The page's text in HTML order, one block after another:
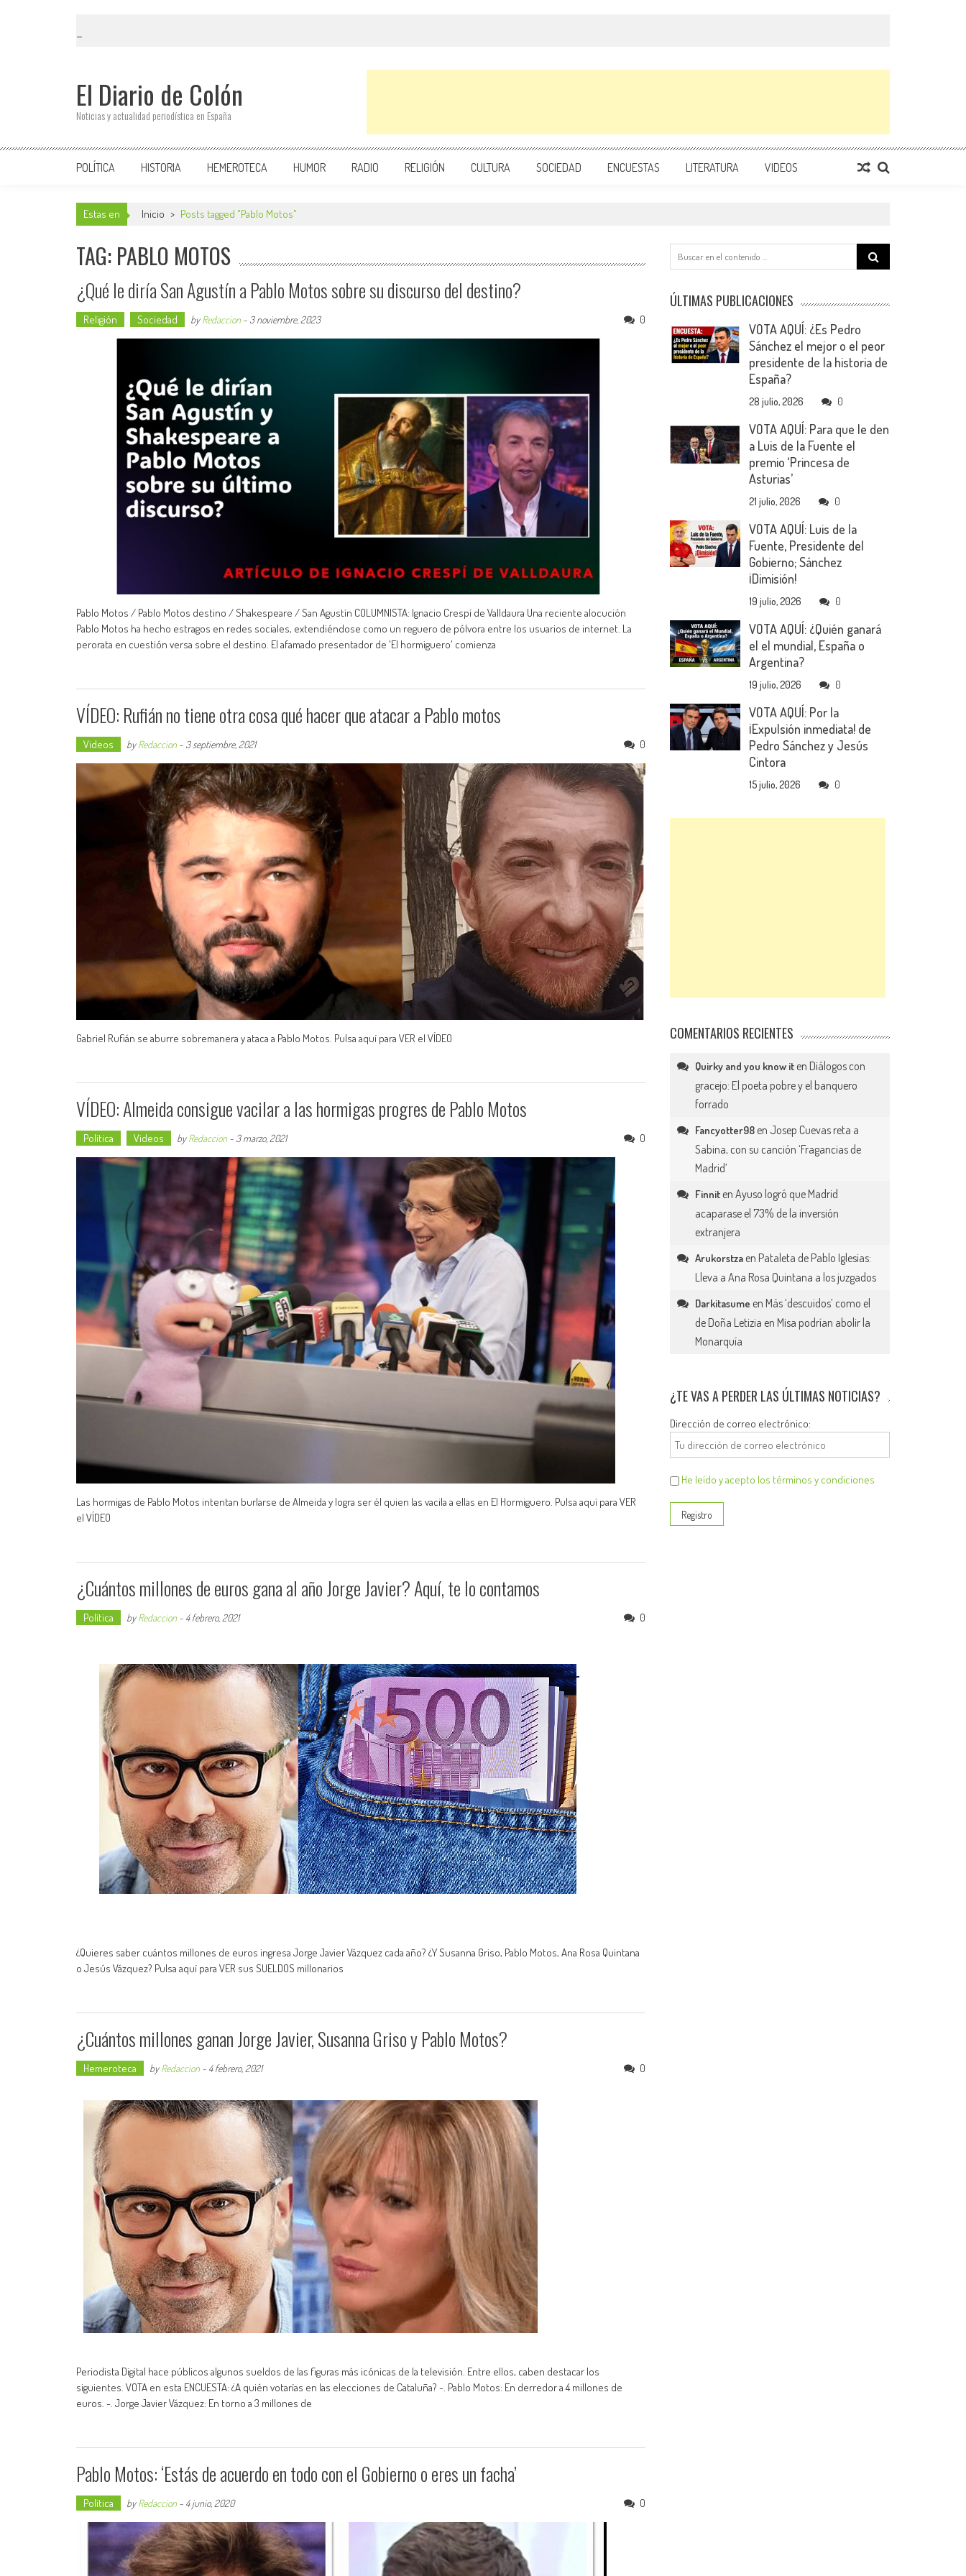
El Diario de Colón
Noticias y actualidad periodística en España
POLÍTICA HISTORIA HEMEROTECA HUMOR RADIO RELIGIÓN CULTURA SOCIEDAD ENCUESTAS LITERATURA VIDEOS
Estas en Inicio > Posts tagged "Pablo Motos"
TAG: PABLO MOTOS
¿Qué le diría San Agustín a Pablo Motos sobre su discurso del destino?
Religión Sociedad byRedaccion - 3 noviembre, 2023 0
Pablo Motos / Pablo Motos destino / Shakespeare / San Agustín COLUMNISTA: Ignacio Crespí de Valldaura Una reciente alocución
Pablo Motos ha hecho estragos en redes sociales, extendiéndose como un reguero de pólvora entre los usuarios de internet. La
perorata en cuestión versa sobre el destino. El afamado presentador de 'El hormiguero' comienza
VÍDEO: Rufián no tiene otra cosa qué hacer que atacar a Pablo motos
Videos byRedaccion - 3 septiembre, 2021 0
Gabriel Rufián se aburre sobremanera y ataca a Pablo Motos. Pulsa aquí para VER el VÍDEO
VÍDEO: Almeida consigue vacilar a las hormigas progres de Pablo Motos
Política Videos byRedaccion - 3 marzo, 2021 0
Las hormigas de Pablo Motos intentan burlarse de Almeida y logra ser él quien las vacila a ellas en El Hormiguero. Pulsa aquí para VER
el VÍDEO
¿Cuántos millones de euros gana al año Jorge Javier? Aquí, te lo contamos
Política byRedaccion - 4 febrero, 2021 0
¿Quieres saber cuántos millones de euros ingresa Jorge Javier Vázquez cada año? ¿Y Susanna Griso, Pablo Motos, Ana Rosa Quintana
o Jesús Vázquez? Pulsa aquí para VER sus SUELDOS millonarios
¿Cuántos millones ganan Jorge Javier, Susanna Griso y Pablo Motos?
Hemeroteca byRedaccion - 4 febrero, 2021 0
Periodista Digital hace públicos algunos sueldos de las figuras más icónicas de la televisión. Entre ellos, caben destacar los
siguientes. VOTA en esta ENCUESTA: ¿A quién votarías en las elecciones de Cataluña? -. Pablo Motos: En derredor a 4 millones de
euros. -. Jorge Javier Vázquez: En torno a 3 millones de
Pablo Motos: ‘Estás de acuerdo en todo con el Gobierno o eres un facha’
Política byRedaccion - 4 junio, 2020 0
Search
for:
ÚLTIMAS PUBLICACIONES
VOTA AQUÍ: ¿Es Pedro
Sánchez el mejor o el peor
presidente de la historia de
España?
28 julio, 2026 0
VOTA AQUÍ: Para que le den
a Luis de la Fuente el
premio ‘Princesa de
Asturias’
21 julio, 2026 0
VOTA AQUÍ: Luis de la
Fuente, Presidente del
Gobierno; Sánchez
¡Dimisión!
19 julio, 2026 0
VOTA AQUÍ: ¿Quién ganará
el el mundial, España o
Argentina?
19 julio, 2026 0
VOTA AQUÍ: Por la
¡Expulsión inmediata! de
Pedro Sánchez y Jesús
Cintora
15 julio, 2026 0
COMENTARIOS RECIENTES
Quirky and you know it en Diálogos con
gracejo: El poeta pobre y el banquero
forrado
Fancyotter98 en Josep Cuevas reta a
Sabina, con su canción ‘Fragancias de
Madrid’
Finnit enAyuso logró que Madrid
acaparase el 73% de la inversión
extranjera
Arukorstza en Pataleta de Pablo Iglesias:
Lleva a Ana Rosa Quintana a los juzgados
Darkitasume en Más ‘descuidos’ como el
de Doña Letizia en Misa podrían abolir la
Monarquía
¿TE VAS A PERDER LAS ÚLTIMAS NOTICIAS?
Dirección de correo electrónico:
He leído y acepto los términos y condiciones